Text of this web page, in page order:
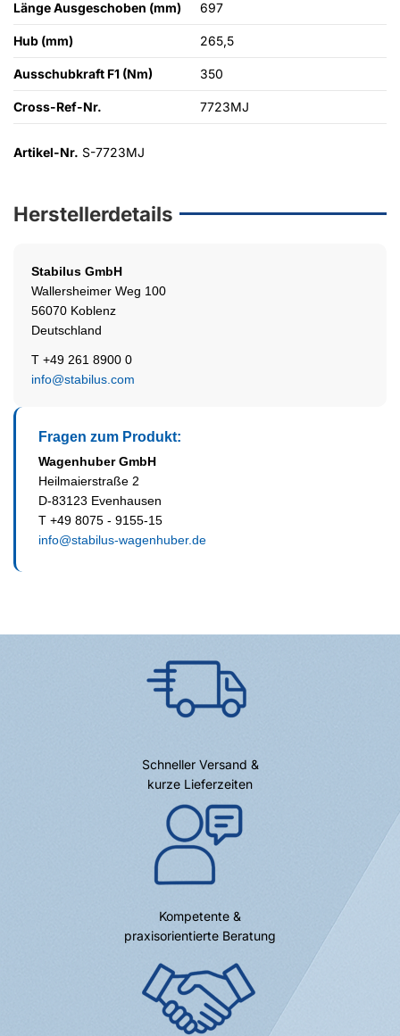
Länge Ausgeschoben (mm) 697
Hub (mm) 265,5
Ausschubkraft F1 (Nm) 350
Cross-Ref-Nr. 7723MJ
Artikel-Nr. S-7723MJ
Herstellerdetails
Stabilus GmbH
Wallersheimer Weg 100
56070 Koblenz
Deutschland
T +49 261 8900 0
info@stabilus.com
Fragen zum Produkt:
Wagenhuber GmbH
Heilmaierstraße 2
D-83123 Evenhausen
T +49 8075 - 9155-15
info@stabilus-wagenhuber.de
Schneller Versand &
kurze Lieferzeiten
Kompetente &
praxisorientierte Beratung